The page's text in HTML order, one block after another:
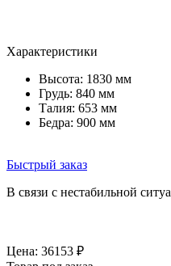
Характеристики
Высота: 1830 мм
Грудь: 840 мм
Талия: 653 мм
Бедра: 900 мм
Быстрый заказ
В связи с нестабильной
Цена: 36153 ₽